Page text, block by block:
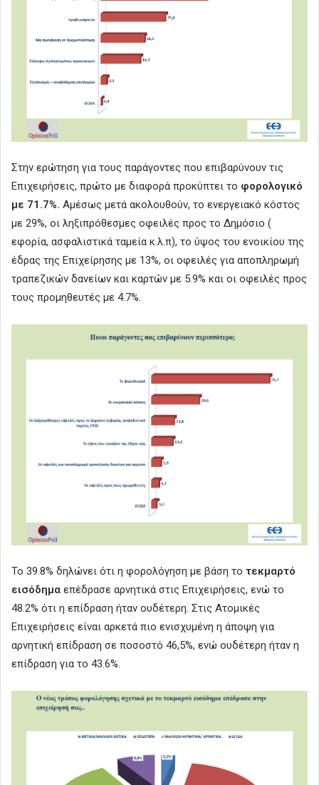
Στην ερώτηση για τους παράγοντες που επιβαρύνουν τις
Επιχειρήσεις, πρώτο με διαφορά προκύπτει το φορολογικό
με 71.7%. Αμέσως μετά ακολουθούν, το ενεργειακό κόστος
με 29%, οι ληξιπρόθεσμες οφειλές προς το Δημόσιο (
εφορία, ασφαλιστικά ταμεία κ.λ.π), το ύψος του ενοικίου της
έδρας της Επιχείρησης με 13%, οι οφειλές για αποπληρωμή
τραπεζικών δανείων και καρτών με 5.9% και οι οφειλές προς
τους προμηθευτές με 4.7%.
Το 39.8% δηλώνει ότι η φορολόγηση με βάση το τεκμαρτό
εισόδημα επέδρασε αρνητικά στις Επιχειρήσεις, ενώ το
48.2% ότι η επίδραση ήταν ουδέτερη. Στις Ατομικές
Επιχειρήσεις είναι αρκετά πιο ενισχυμένη η άποψη για
αρνητική επίδραση σε ποσοστό 46,5%, ενώ ουδέτερη ήταν η
επίδραση για το 43.6%.